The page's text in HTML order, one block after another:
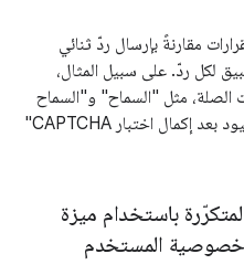
مقارنةً بإرسال ردّ ثنائي
لكل ردّ. على سبيل المثال،
الصلة، مثل "السماح" و"السماح
مع فرض قيود" و"السماح مع فرض قيود بعد إكمال اختبار CAPTCHA"
باستخدام ميزة
خصوصية المستخدم